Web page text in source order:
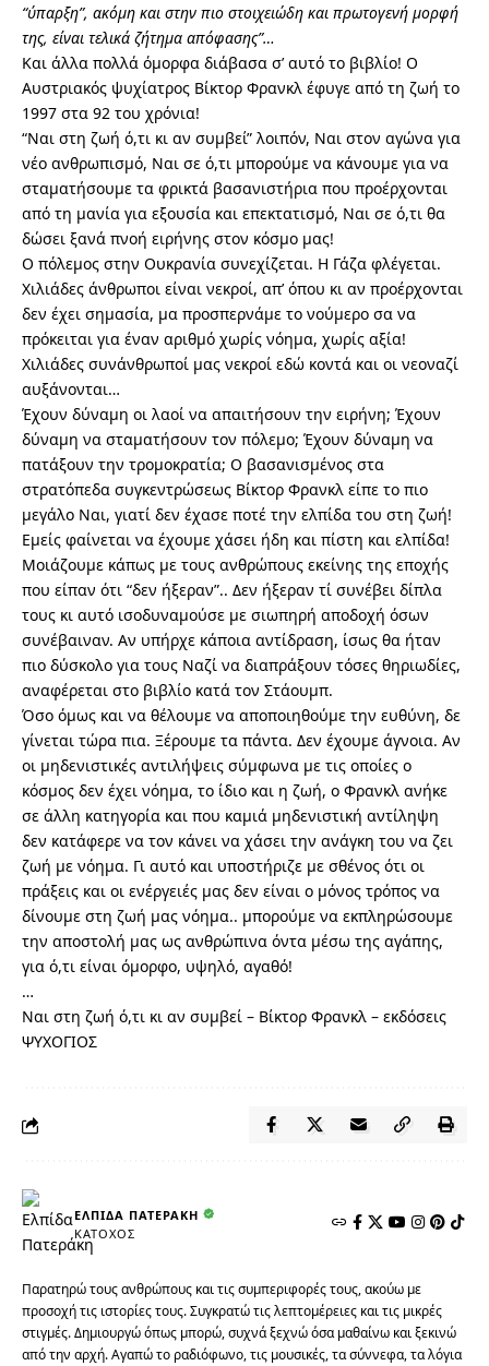
“ύπαρξη”, ακόμη και στην πιο στοιχειώδη και πρωτογενή μορφή
της, είναι τελικά ζήτημα απόφασης”…
Και άλλα πολλά όμορφα διάβασα σ’ αυτό το βιβλίο! Ο
Αυστριακός ψυχίατρος Βίκτορ Φρανκλ έφυγε από τη ζωή το
1997 στα 92 του χρόνια!
“Ναι στη ζωή ό,τι κι αν συμβεί” λοιπόν, Ναι στον αγώνα για
νέο ανθρωπισμό, Ναι σε ό,τι μπορούμε να κάνουμε για να
σταματήσουμε τα φρικτά βασανιστήρια που προέρχονται
από τη μανία για εξουσία και επεκτατισμό, Ναι σε ό,τι θα
δώσει ξανά πνοή ειρήνης στον κόσμο μας!
Ο πόλεμος στην Ουκρανία συνεχίζεται. Η Γάζα φλέγεται.
Χιλιάδες άνθρωποι είναι νεκροί, απ’ όπου κι αν προέρχονται
δεν έχει σημασία, μα προσπερνάμε το νούμερο σα να
πρόκειται για έναν αριθμό χωρίς νόημα, χωρίς αξία!
Χιλιάδες συνάνθρωποί μας νεκροί εδώ κοντά και οι νεοναζί
αυξάνονται…
Έχουν δύναμη οι λαοί να απαιτήσουν την ειρήνη; Έχουν
δύναμη να σταματήσουν τον πόλεμο; Έχουν δύναμη να
πατάξουν την τρομοκρατία; Ο βασανισμένος στα
στρατόπεδα συγκεντρώσεως Βίκτορ Φρανκλ είπε το πιο
μεγάλο Ναι, γιατί δεν έχασε ποτέ την ελπίδα του στη ζωή!
Εμείς φαίνεται να έχουμε χάσει ήδη και πίστη και ελπίδα!
Μοιάζουμε κάπως με τους ανθρώπους εκείνης της εποχής
που είπαν ότι “δεν ήξεραν”.. Δεν ήξεραν τί συνέβει δίπλα
τους κι αυτό ισοδυναμούσε με σιωπηρή αποδοχή όσων
συνέβαιναν. Αν υπήρχε κάποια αντίδραση, ίσως θα ήταν
πιο δύσκολο για τους Ναζί να διαπράξουν τόσες θηριωδίες,
αναφέρεται στο βιβλίο κατά τον Στάουμπ.
Όσο όμως και να θέλουμε να αποποιηθούμε την ευθύνη, δε
γίνεται τώρα πια. Ξέρουμε τα πάντα. Δεν έχουμε άγνοια. Αν
οι μηδενιστικές αντιλήψεις σύμφωνα με τις οποίες ο
κόσμος δεν έχει νόημα, το ίδιο και η ζωή, ο Φρανκλ ανήκε
σε άλλη κατηγορία και που καμιά μηδενιστική αντίληψη
δεν κατάφερε να τον κάνει να χάσει την ανάγκη του να ζει
ζωή με νόημα. Γι αυτό και υποστήριζε με σθένος ότι οι
πράξεις και οι ενέργειές μας δεν είναι ο μόνος τρόπος να
δίνουμε στη ζωή μας νόημα.. μπορούμε να εκπληρώσουμε
την αποστολή μας ως ανθρώπινα όντα μέσω της αγάπης,
για ό,τι είναι όμορφο, υψηλό, αγαθό!
…
Ναι στη ζωή ό,τι κι αν συμβεί – Βίκτορ Φρανκλ – εκδόσεις
ΨΥΧΟΓΙΟΣ
ΕΛΠΊΔΑ ΠΑΤΕΡΆΚΗ
ΚΆΤΟΧΟΣ
Παρατηρώ τους ανθρώπους και τις συμπεριφορές τους, ακούω με
προσοχή τις ιστορίες τους. Συγκρατώ τις λεπτομέρειες και τις μικρές
στιγμές. Δημιουργώ όπως μπορώ, συχνά ξεχνώ όσα μαθαίνω και ξεκινώ
από την αρχή. Αγαπώ το ραδιόφωνο, τις μουσικές, τα σύννεφα, τα λόγια